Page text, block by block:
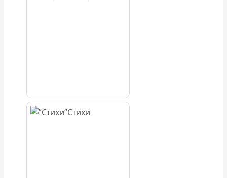
Стихи